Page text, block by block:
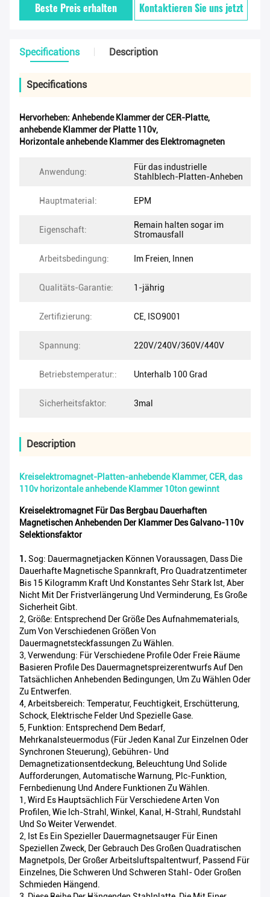
Beste Preis erhalten Kontaktieren Sie uns jetzt
Specifications Description
Specifications
Hervorheben: Anhebende Klammer der CER-Platte,
anhebende Klammer der Platte 110v,
Horizontale anhebende Klammer des Elektromagneten
Anwendung:
Für das industrielle
Stahlblech-Platten-Anheben
Hauptmaterial: EPM
Eigenschaft:
Remain halten sogar im
Stromausfall
Arbeitsbedingung: Im Freien, Innen
Qualitäts-Garantie: 1-jährig
Zertifizierung: CE, ISO9001
Spannung: 220V/240V/360V/440V
Betriebstemperatur:: Unterhalb 100 Grad
Sicherheitsfaktor: 3mal
Description
Kreiselektromagnet-Platten-anhebende Klammer, CER, das
110v horizontale anhebende Klammer 10ton gewinnt
Kreiselektromagnet Für Das Bergbau Dauerhaften
Magnetischen Anhebenden Der Klammer Des Galvano-110v
Selektionsfaktor
1. Sog: Dauermagnetjacken Können Voraussagen, Dass Die
Dauerhafte Magnetische Spannkraft, Pro Quadratzentimeter
Bis 15 Kilogramm Kraft Und Konstantes Sehr Stark Ist, Aber
Nicht Mit Der Fristverlängerung Und Verminderung, Es Große
Sicherheit Gibt.
2, Größe: Entsprechend Der Größe Des Aufnahmematerials,
Zum Von Verschiedenen Größen Von
Dauermagnetsteckfassungen Zu Wählen.
3, Verwendung: Für Verschiedene Profile Oder Freie Räume
Basieren Profile Des Dauermagnetspreizerentwurfs Auf Den
Tatsächlichen Anhebenden Bedingungen, Um Zu Wählen Oder
Zu Entwerfen.
4, Arbeitsbereich: Temperatur, Feuchtigkeit, Erschütterung,
Schock, Elektrische Felder Und Spezielle Gase.
5, Funktion: Entsprechend Dem Bedarf,
Mehrkanalsteuermodus (für Jeden Kanal Zur Einzelnen Oder
Synchronen Steuerung), Gebühren- Und
Demagnetizationsentdeckung, Beleuchtung Und Solide
Aufforderungen, Automatische Warnung, Plc-Funktion,
Fernbedienung Und Andere Funktionen Zu Wählen.
1, Wird Es Hauptsächlich Für Verschiedene Arten Von
Profilen, Wie Ich-Strahl, Winkel, Kanal, H-Strahl, Rundstahl
Und So Weiter Verwendet.
2, Ist Es Ein Spezieller Dauermagnetsauger Für Einen
Speziellen Zweck, Der Gebrauch Des Großen Quadratischen
Magnetpols, Der Großer Arbeitsluftspaltentwurf, Passend Für
Einzelnes, Die Schweren Und Schweren Stahl- Oder Großen
Schmieden Hängend.